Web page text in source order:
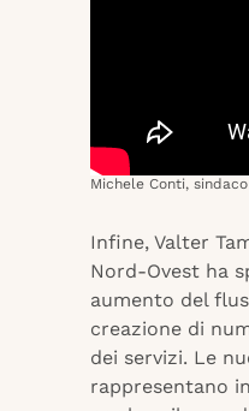
Michele Conti,
Infine, Valter
Nord-Ovest ha
aumento del
creazione di
dei servizi. Le
rappresentano